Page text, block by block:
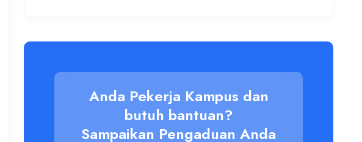
Anda Pekerja Kampus dan
butuh bantuan?
Sampaikan Pengaduan Anda